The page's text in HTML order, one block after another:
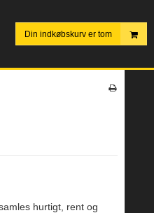
Din indkøbskurv er tom
hurtigt, rent og